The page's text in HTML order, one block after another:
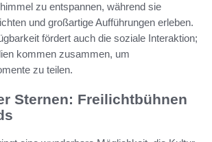
zu entspannen, während sie
und großartige Aufführungen erleben.
fördert auch die soziale Interaktion;
kommen zusammen, um
zu teilen.
Sternen: Freilichtbühnen